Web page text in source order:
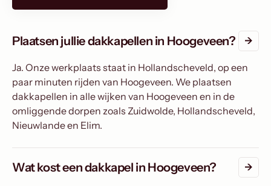
Plaatsen jullie dakkapellen in Hoogeveen?
Ja. Onze werkplaats staat in Hollandscheveld, op een
paar minuten rijden van Hoogeveen. We plaatsen
dakkapellen in alle wijken van Hoogeveen en in de
omliggende dorpen zoals Zuidwolde, Hollandscheveld,
Nieuwlande en Elim.
Wat kost een dakkapel in Hoogeveen?